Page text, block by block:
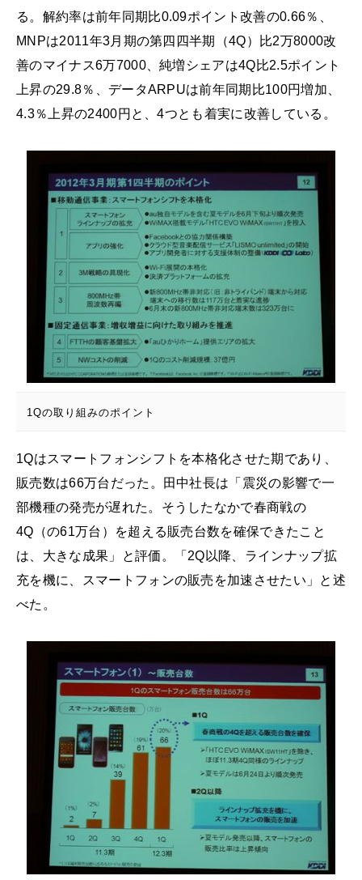
る。解約率は前年同期比0.09ポイント改善の0.66％、
MNPは2011年3月期の第四四半期（4Q）比2万8000改
善のマイナス6万7000、純増シェアは4Q比2.5ポイント
上昇の29.8％、データARPUは前年同期比100円増加、
4.3％上昇の2400円と、4つとも着実に改善している。
1Qの取り組みのポイント
1Qはスマートフォンシフトを本格化させた期であり、
販売数は66万台だった。田中社長は「震災の影響で一
部機種の発売が遅れた。そうしたなかで春商戦の
4Q（の61万台）を超える販売台数を確保できたこと
は、大きな成果」と評価。「2Q以降、ラインナップ拡
充を機に、スマートフォンの販売を加速させたい」と述
べた。